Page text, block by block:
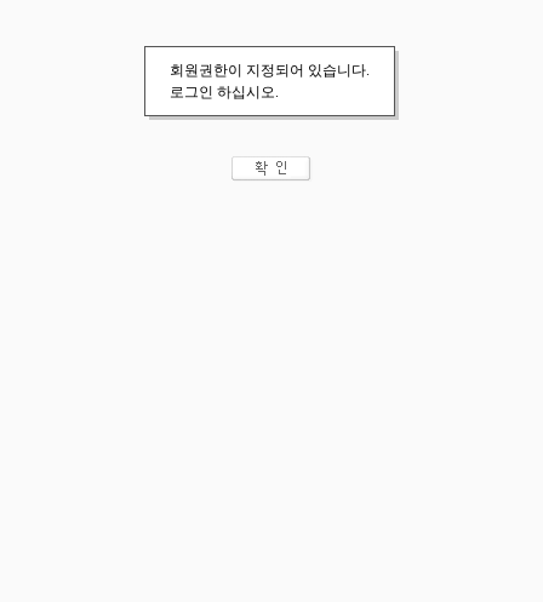
회원권한이 지정되어 있습니다.
로그인 하십시오.